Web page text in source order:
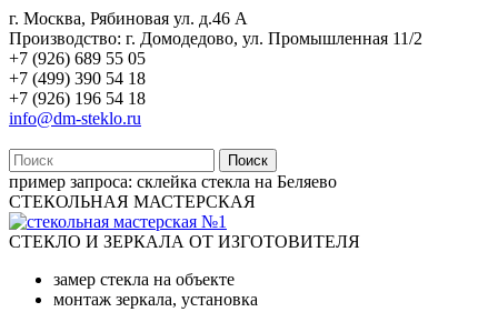
г. Москва, Рябиновая ул. д.46 А
Производство: г. Домодедово, ул. Промышленная 11/2
+7 (926) 689 55 05
+7 (499) 390 54 18
+7 (926) 196 54 18
info@dm-steklo.ru
Поиск
пример запроса: склейка стекла на Беляево
СТЕКОЛЬНАЯ МАСТЕРСКАЯ
СТЕКЛО И ЗЕРКАЛА ОТ ИЗГОТОВИТЕЛЯ
замер стекла на объекте
монтаж зеркала, установка